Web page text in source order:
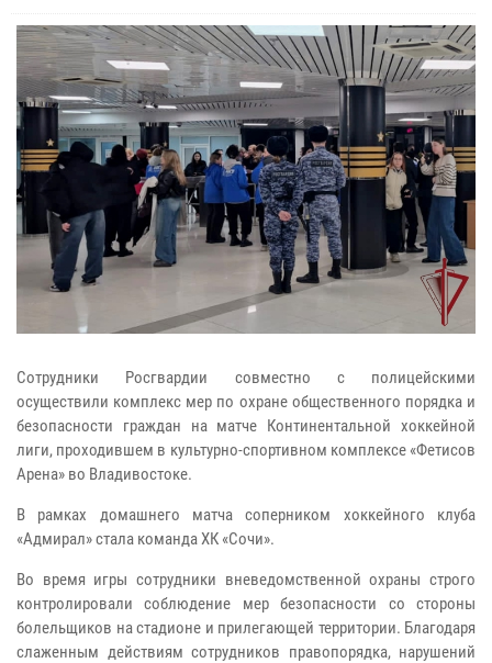
Сотрудники Росгвардии совместно с полицейскими
осуществили комплекс мер по охране общественного порядка и
безопасности граждан на матче Континентальной хоккейной
лиги, проходившем в культурно-спортивном комплексе «Фетисов
Арена» во Владивостоке.
В рамках домашнего матча соперником хоккейного клуба
«Адмирал» стала команда ХК «Сочи».
Во время игры сотрудники вневедомственной охраны строго
контролировали соблюдение мер безопасности со стороны
болельщиков на стадионе и прилегающей территории. Благодаря
слаженным действиям сотрудников правопорядка, нарушений